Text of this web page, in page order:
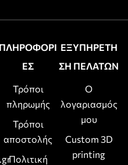
ΠΛΗΡΟΦΟΡΙ
ΕΣ
Τρόποι
πληρωμής
Τρόποι
αποστολής
Πολιτική
ΕΞΥΠΗΡΕΤΗ
ΣΗ ΠΕΛΑΤΩΝ
Ο
λογαριασμός
μου
Custom 3D
printing